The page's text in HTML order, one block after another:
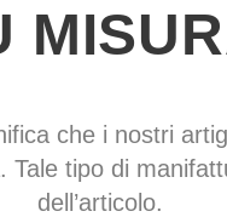
che i nostri
tipo di
dell’articolo.